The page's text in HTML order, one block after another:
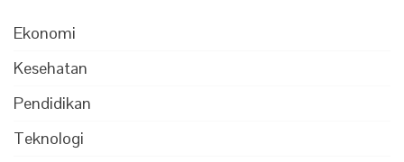
Ekonomi
Kesehatan
Pendidikan
Teknologi